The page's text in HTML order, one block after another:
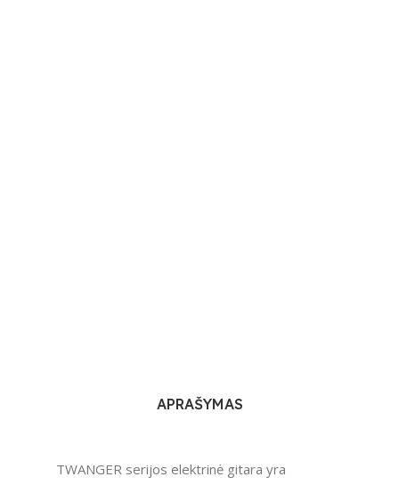
APRAŠYMAS
TWANGER serijos elektrinė gitara yra